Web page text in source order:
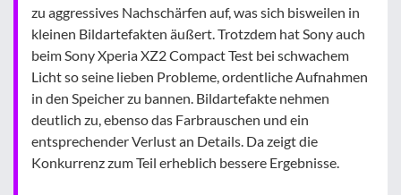
zu aggressives Nachschärfen auf, was sich bisweilen in
kleinen Bildartefakten äußert. Trotzdem hat Sony auch
beim Sony Xperia XZ2 Compact Test bei schwachem
Licht so seine lieben Probleme, ordentliche Aufnahmen
in den Speicher zu bannen. Bildartefakte nehmen
deutlich zu, ebenso das Farbrauschen und ein
entsprechender Verlust an Details. Da zeigt die
Konkurrenz zum Teil erheblich bessere Ergebnisse.